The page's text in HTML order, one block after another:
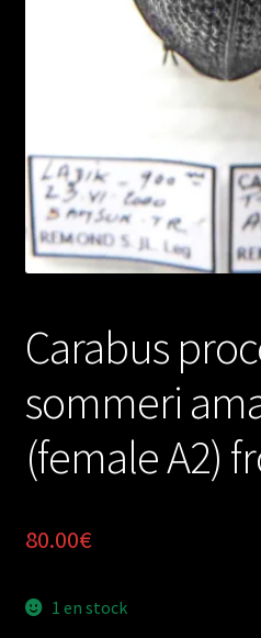
Carabus
sommeri
(female A2)
80.00€
1 en stock